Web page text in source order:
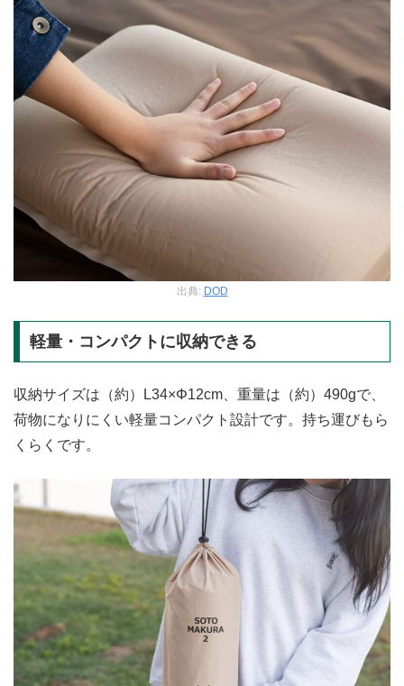
出典: DOD
軽量・コンパクトに収納できる
収納サイズは（約）L34×Φ12cm、重量は（約）490gで、
荷物になりにくい軽量コンパクト設計です。持ち運びもら
くらくです。